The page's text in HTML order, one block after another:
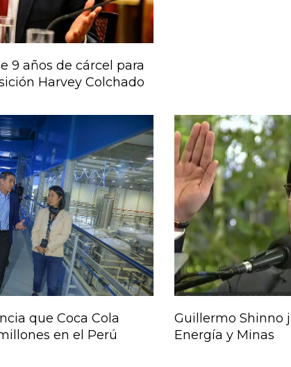
9 años de cárcel para
Harvey Colchado
que Coca Cola
en el Perú
Guillermo Shinno
Energía y Minas